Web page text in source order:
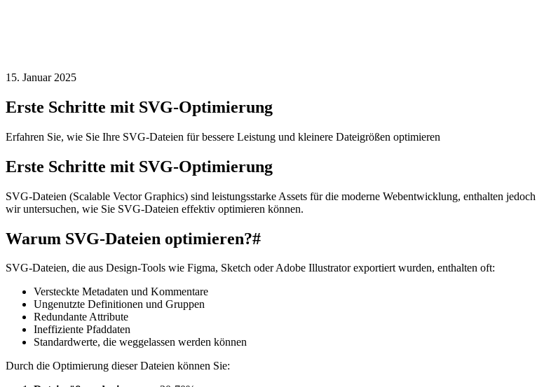
15. Januar 2025
Erste Schritte mit SVG-Optimierung
Erfahren Sie, wie Sie Ihre SVG-Dateien für bessere Leistung und kleinere Dateigrößen optimieren
Erste Schritte mit SVG-Optimierung
SVG-Dateien (Scalable Vector Graphics) sind leistungsstarke Assets für die moderne Webentwicklung, enthalten
wir untersuchen, wie Sie SVG-Dateien effektiv optimieren können.
Warum SVG-Dateien optimieren?#
SVG-Dateien, die aus Design-Tools wie Figma, Sketch oder Adobe Illustrator exportiert wurden, enthalten oft:
Versteckte Metadaten und Kommentare
Ungenutzte Definitionen und Gruppen
Redundante Attribute
Ineffiziente Pfaddaten
Standardwerte, die weggelassen werden können
Durch die Optimierung dieser Dateien können Sie: